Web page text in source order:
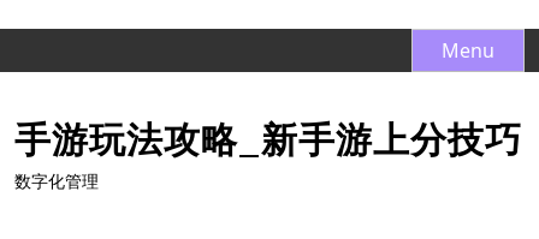
k
Menu
手游玩法攻略_新手游上分技巧
数字化管理